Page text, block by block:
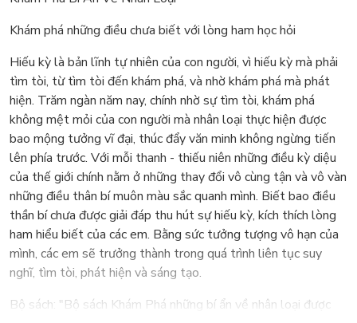
Khám phá những điều chưa biết với lòng ham học hỏi
Hiếu kỳ là bản lĩnh tự nhiên của con người, vì hiếu kỳ mà phải
tìm tòi, từ tìm tòi đến khám phá, và nhờ khám phá mà phát
hiện. Trăm ngàn năm nay, chính nhờ sự tìm tòi, khám phá
không mệt mỏi của con người mà nhân loại thực hiện được
bao mộng tưởng vĩ đại, thúc đẩy văn minh không ngừng tiến
lên phía trước. Với mỗi thanh - thiếu niên những điều kỳ diệu
của thế giới chính nằm ở những thay đổi vô cùng tận và vô vàn
những điều thân bí muôn màu sắc quanh mình. Biết bao điều
thần bí chưa được giải đáp thu hút sự hiếu kỳ, kích thích lòng
ham hiểu biết của các em. Bằng sức tưởng tượng vô hạn của
mình, các em sẽ trưởng thành trong quá trình liên tục suy
nghĩ, tìm tòi, phát hiện và sáng tạo.
Bộ sách: "Bộ sách Khám Phá những bí ẩn về nhân loại được